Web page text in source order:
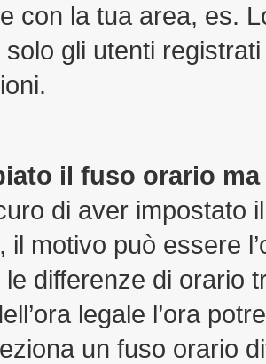
con la tua area, es.
solo gli utenti
il fuso orario
di aver impostato
il motivo può essere
differenze di orario
legale l’ora
un fuso orario